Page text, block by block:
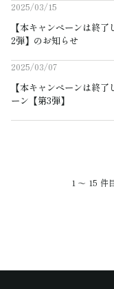
修理 ・保証
ギフト用ラッピング
よくあるご質問・お問
アカウント
サイトポリシー
2025/03/15
【本キャンペーンは終
2弾】のお知らせ
2025/03/07
【本キャンペーンは終
ーン【第3弾】
1 ～ 15 件